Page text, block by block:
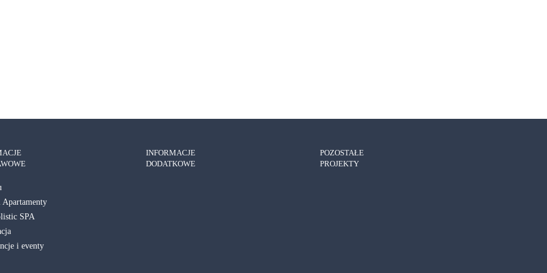
Apartamenty
SPA
i eventy
INFORMACJE
DODATKOWE
POZOSTAŁE
PROJEKTY